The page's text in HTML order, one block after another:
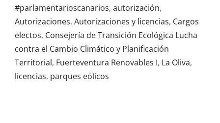
#parlamentarioscanarios, autorización,
Autorizaciones, Autorizaciones y licencias, Cargos
electos, Consejería de Transición Ecológica Lucha
contra el Cambio Climático y Planificación
Territorial, Fuerteventura Renovables I, La Oliva,
licencias, parques eólicos